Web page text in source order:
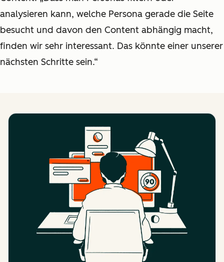
analysieren kann, welche Persona gerade die Seite
besucht und davon den Content abhängig macht,
finden wir sehr interessant. Das könnte einer unserer
nächsten Schritte sein.“